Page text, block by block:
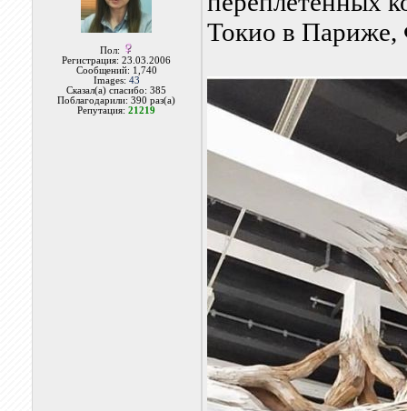
Пол:
Регистрация: 23.03.2006
Сообщений: 1,740
Images: 43
Сказал(а) спасибо: 385
Поблагодарили: 390 раз(а)
Репутация:21219
Токио в Париже,